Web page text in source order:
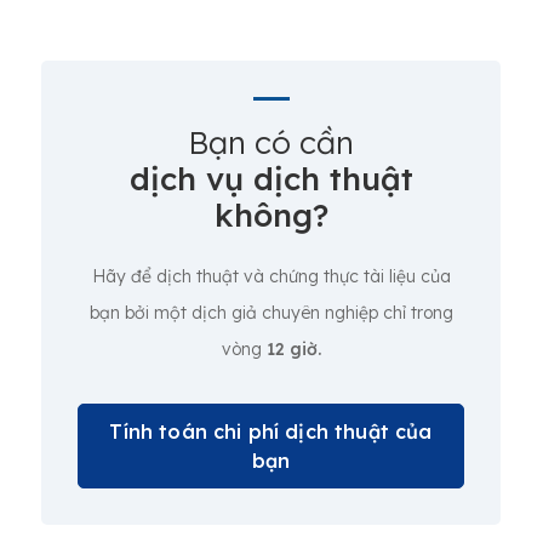
Bạn có cần
dịch vụ dịch thuật
không?
Hãy để dịch thuật và chứng thực tài liệu của
bạn bởi một dịch giả chuyên nghiệp chỉ trong
vòng 12 giờ.
Tính toán chi phí dịch thuật của
bạn